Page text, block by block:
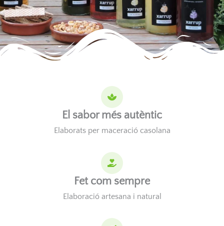
El sabor més autèntic
Elaborats per maceració casolana
Fet com sempre
Elaboració artesana i natural